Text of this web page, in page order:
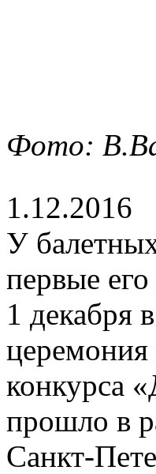
Фото:
1.12.2016
У
первые
1 декабря
церемония
конкурса
прошло в
Санкт-